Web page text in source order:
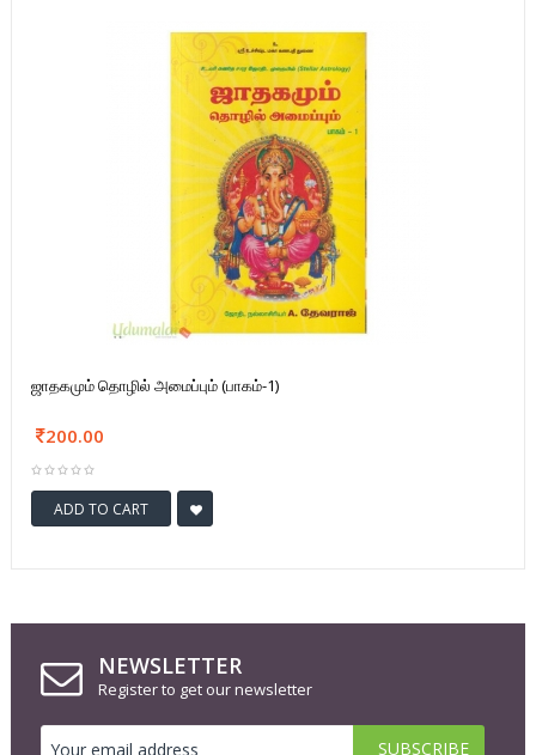
ஜாதகமும் தொழில் அமைப்பும் (பாகம்-1)
200.00
ADD TO CART
NEWSLETTER
Register to get our newsletter